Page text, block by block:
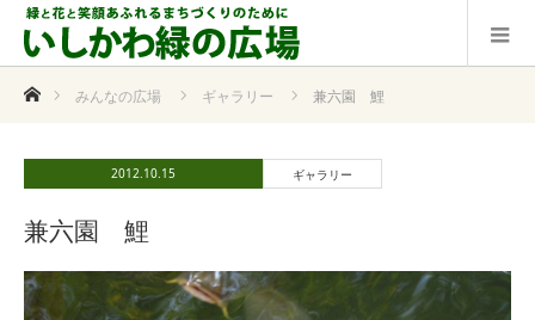
ホームみんなの広場 ギャラリー 兼六園 鯉
2012.10.15 ギャラリー
兼六園 鯉